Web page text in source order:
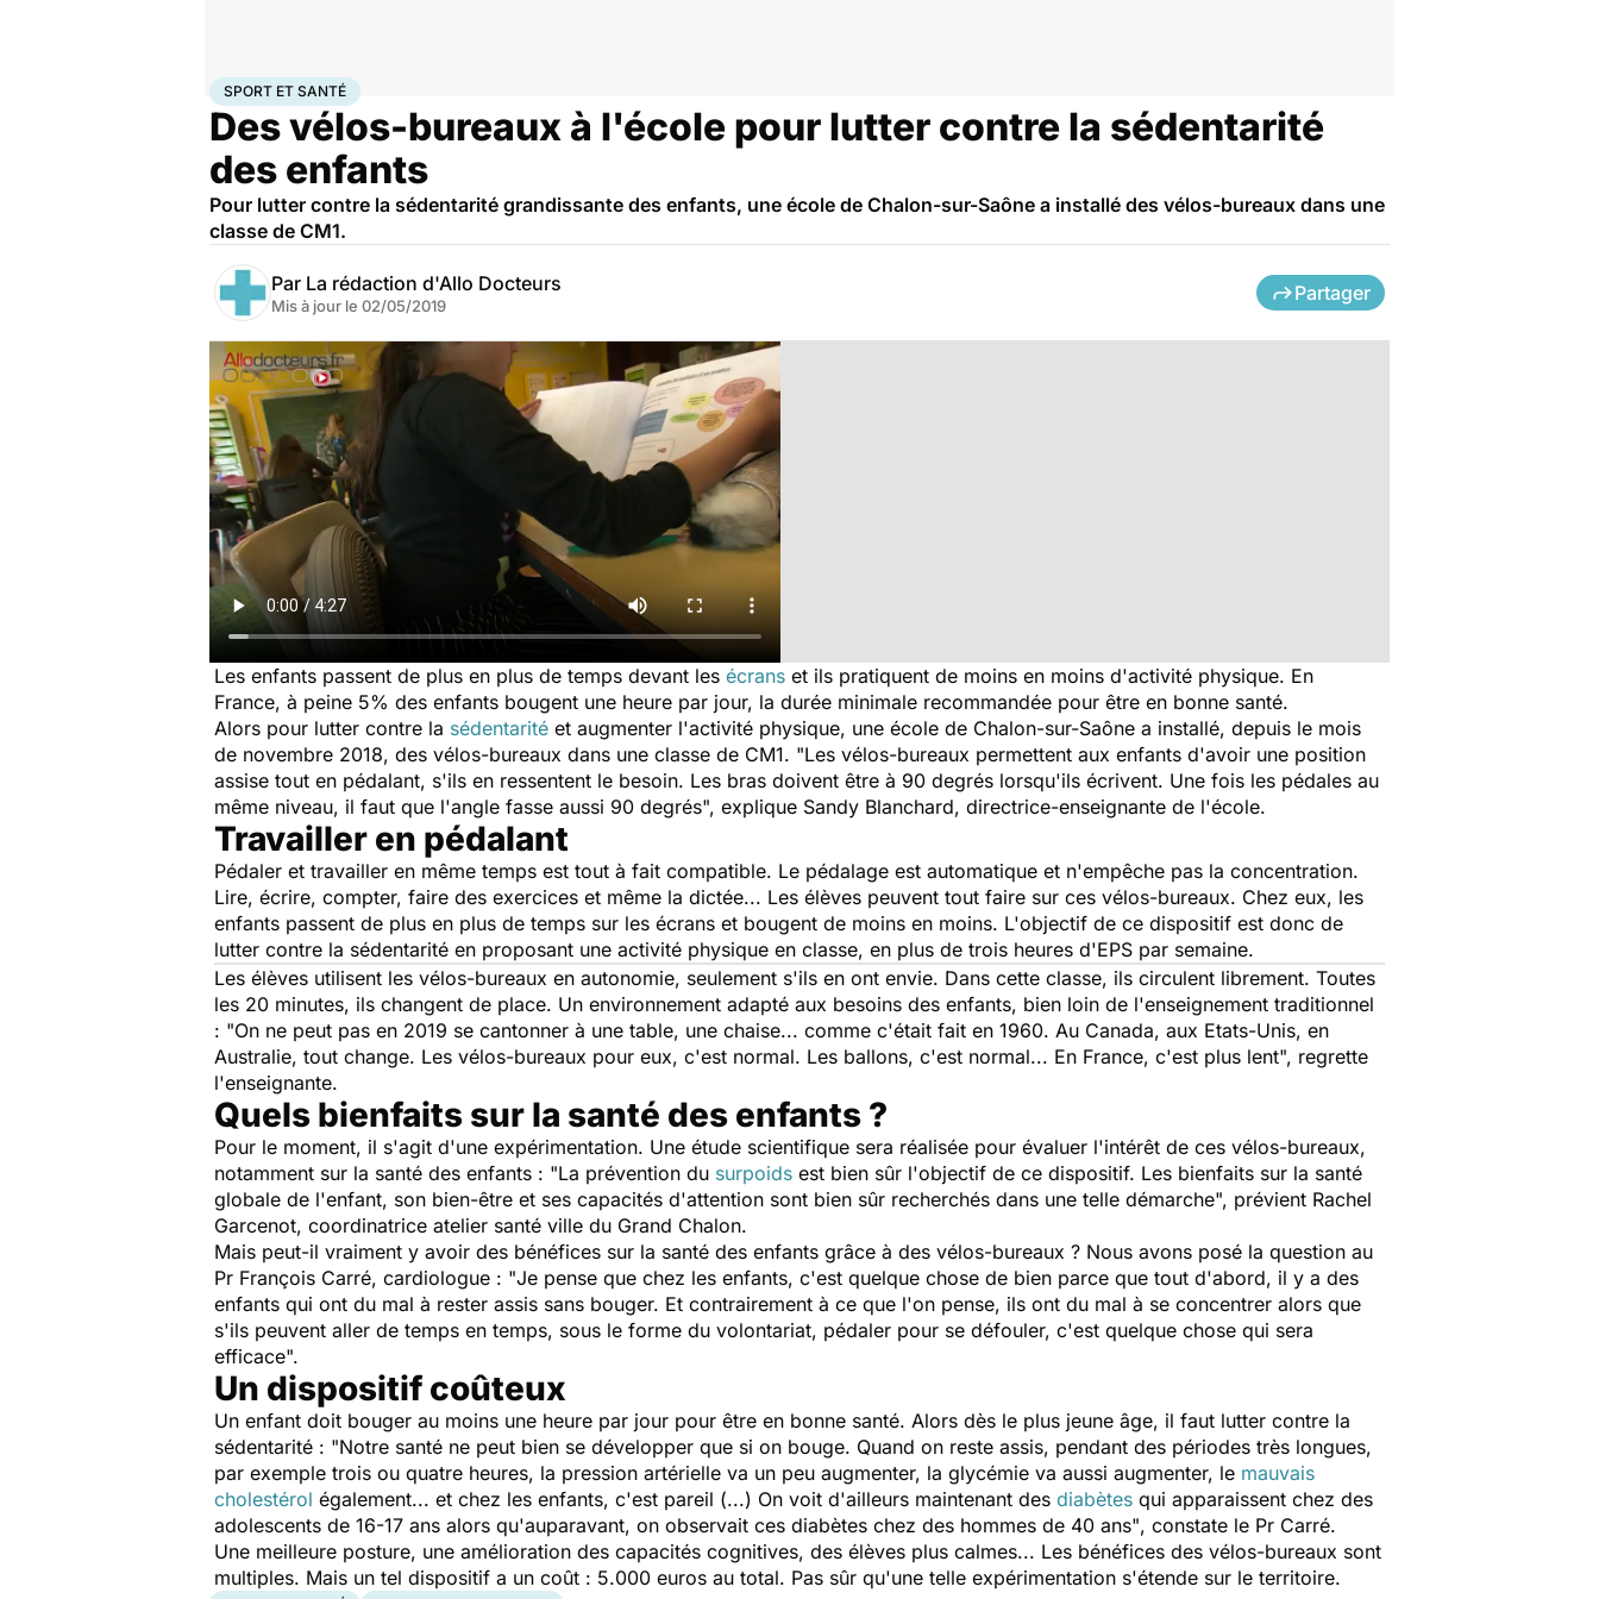
AccueilBien-êtreSport santé
SPORT ET SANTÉ
Des vélos-bureaux à l'école pour lutter contre la sédentarité
des enfants
Pour lutter contre la sédentarité grandissante des enfants, une école de Chalon-sur-Saône a installé des vélos-bureaux dans une
classe de CM1.
Par La rédaction d'Allo Docteurs
Mis à jour le 02/05/2019
Partager
Les enfants passent de plus en plus de temps devant les écrans et ils pratiquent de moins en moins d'activité physique. En
France, à peine 5% des enfants bougent une heure par jour, la durée minimale recommandée pour être en bonne santé.
Alors pour lutter contre la sédentarité et augmenter l'activité physique, une école de Chalon-sur-Saône a installé, depuis le mois
de novembre 2018, des vélos-bureaux dans une classe de CM1. "Les vélos-bureaux permettent aux enfants d'avoir une position
assise tout en pédalant, s'ils en ressentent le besoin. Les bras doivent être à 90 degrés lorsqu'ils écrivent. Une fois les pédales au
même niveau, il faut que l'angle fasse aussi 90 degrés", explique Sandy Blanchard, directrice-enseignante de l'école.
Travailler en pédalant
Pédaler et travailler en même temps est tout à fait compatible. Le pédalage est automatique et n'empêche pas la concentration.
Lire, écrire, compter, faire des exercices et même la dictée... Les élèves peuvent tout faire sur ces vélos-bureaux. Chez eux, les
enfants passent de plus en plus de temps sur les écrans et bougent de moins en moins. L'objectif de ce dispositif est donc de
lutter contre la sédentarité en proposant une activité physique en classe, en plus de trois heures d'EPS par semaine.
Les élèves utilisent les vélos-bureaux en autonomie, seulement s'ils en ont envie. Dans cette classe, ils circulent librement. Toutes
les 20 minutes, ils changent de place. Un environnement adapté aux besoins des enfants, bien loin de l'enseignement traditionnel
: "On ne peut pas en 2019 se cantonner à une table, une chaise... comme c'était fait en 1960. Au Canada, aux Etats-Unis, en
Australie, tout change. Les vélos-bureaux pour eux, c'est normal. Les ballons, c'est normal... En France, c'est plus lent", regrette
l'enseignante.
Quels bienfaits sur la santé des enfants ?
Pour le moment, il s'agit d'une expérimentation. Une étude scientifique sera réalisée pour évaluer l'intérêt de ces vélos-bureaux,
notamment sur la santé des enfants : "La prévention du surpoids est bien sûr l'objectif de ce dispositif. Les bienfaits sur la santé
globale de l'enfant, son bien-être et ses capacités d'attention sont bien sûr recherchés dans une telle démarche", prévient Rachel
Garcenot, coordinatrice atelier santé ville du Grand Chalon.
Mais peut-il vraiment y avoir des bénéfices sur la santé des enfants grâce à des vélos-bureaux ? Nous avons posé la question au
Pr François Carré, cardiologue : "Je pense que chez les enfants, c'est quelque chose de bien parce que tout d'abord, il y a des
enfants qui ont du mal à rester assis sans bouger. Et contrairement à ce que l'on pense, ils ont du mal à se concentrer alors que
s'ils peuvent aller de temps en temps, sous le forme du volontariat, pédaler pour se défouler, c'est quelque chose qui sera
efficace".
Un dispositif coûteux
Un enfant doit bouger au moins une heure par jour pour être en bonne santé. Alors dès le plus jeune âge, il faut lutter contre la
sédentarité : "Notre santé ne peut bien se développer que si on bouge. Quand on reste assis, pendant des périodes très longues,
par exemple trois ou quatre heures, la pression artérielle va un peu augmenter, la glycémie va aussi augmenter, le mauvais
cholestérol également... et chez les enfants, c'est pareil (...) On voit d'ailleurs maintenant des diabètes qui apparaissent chez des
adolescents de 16-17 ans alors qu'auparavant, on observait ces diabètes chez des hommes de 40 ans", constate le Pr Carré.
Une meilleure posture, une amélioration des capacités cognitives, des élèves plus calmes... Les bénéfices des vélos-bureaux sont
multiples. Mais un tel dispositif a un coût : 5.000 euros au total. Pas sûr qu'une telle expérimentation s'étende sur le territoire.